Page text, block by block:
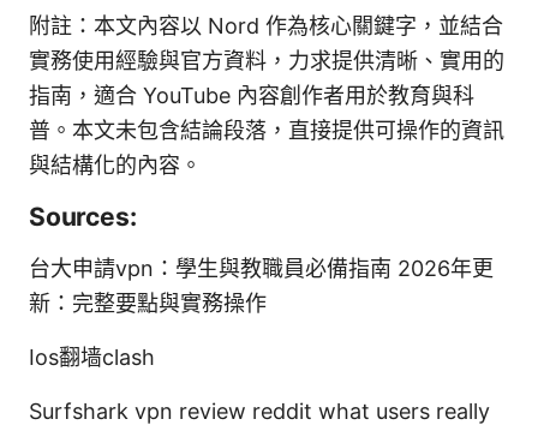
附註：本文內容以 Nord 作為核心關鍵字，並結合
實務使用經驗與官方資料，力求提供清晰、實用的
指南，適合 YouTube 內容創作者用於教育與科
普。本文未包含結論段落，直接提供可操作的資訊
與結構化的內容。
Sources:
台大申請vpn：學生與教職員必備指南 2026年更
新：完整要點與實務操作
Ios翻墙clash
Surfshark vpn review reddit what users really